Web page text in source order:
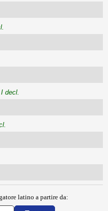
decl.
latino a partire da: